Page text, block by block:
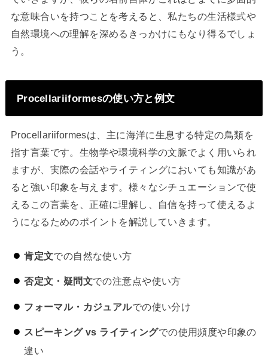
な意味合いを持つことを考えると、私たちの生活様式や
自然環境への理解を深めるきっかけにもなり得るでしょ
う。
Procellariiformesの使い方と例文
Procellariiformesは、主に海洋に生息する特定の鳥類を
指す言葉です。生物学や環境科学の文脈でよく用いられ
ますが、実際の会話やライティングにおいても知識があ
ると強い印象を与えます。様々なシチュエーションで使
えるこの言葉を、正確に理解し、自信を持って使えるよ
うになるためのポイントを解説していきます。
肯定文での自然な使い方
否定文・疑問文での注意点や使い方
フォーマル・カジュアルでの使い分け
スピーキング vs ライティングでの使用頻度や印象の
違い